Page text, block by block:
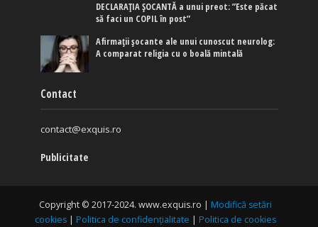
DECLARAȚIA ȘOCANTĂ a unui preot: ”Este păcat
să faci un COPIL în post”
Afirmaţii şocante ale unui cunoscut neurolog:
A comparat religia cu o boală mintală
Contact
contact@exquis.ro
Publicitate
Copyright © 2017-2024. www.exquis.ro | Modifică setări
cookies | Politica de confidențialitate | Politica de cookies